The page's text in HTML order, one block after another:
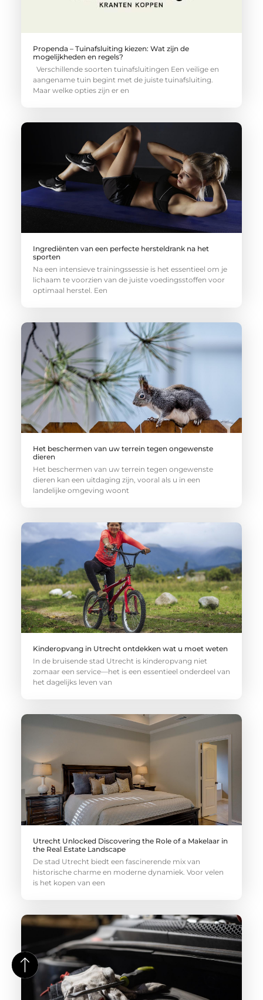
Propenda – Tuinafsluiting kiezen: Wat zijn de
mogelijkheden en regels?
Verschillende soorten tuinafsluitingen Een veilige en
aangename tuin begint met de juiste tuinafsluiting.
Maar welke opties zijn er en
Ingrediënten van een perfecte hersteldrank na het
sporten
Na een intensieve trainingssessie is het essentieel om je
lichaam te voorzien van de juiste voedingsstoffen voor
optimaal herstel. Een
Het beschermen van uw terrein tegen ongewenste
dieren
Het beschermen van uw terrein tegen ongewenste
dieren kan een uitdaging zijn, vooral als u in een
landelijke omgeving woont
Kinderopvang in Utrecht ontdekken wat u moet weten
In de bruisende stad Utrecht is kinderopvang niet
zomaar een service—het is een essentieel onderdeel van
het dagelijks leven van
Utrecht Unlocked Discovering the Role of a Makelaar in
the Real Estate Landscape
De stad Utrecht biedt een fascinerende mix van
historische charme en moderne dynamiek. Voor velen
is het kopen van een